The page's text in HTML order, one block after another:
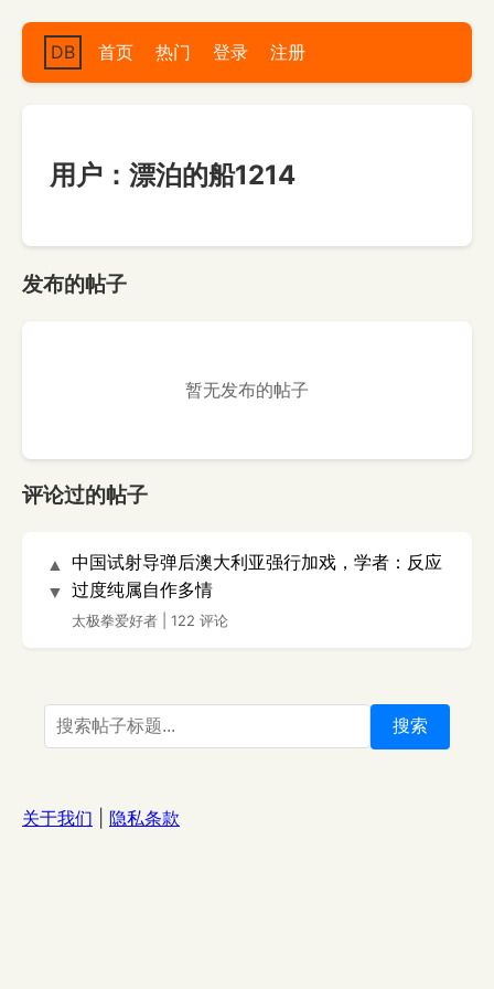
DB 首页 热门 登录 注册
用户：漂泊的船1214
发布的帖子
暂无发布的帖子
评论过的帖子
▲
▼
中国试射导弹后澳大利亚强行加戏，学者：反应
过度纯属自作多情
太极拳爱好者 122 评论
搜索
关于我们 隐私条款